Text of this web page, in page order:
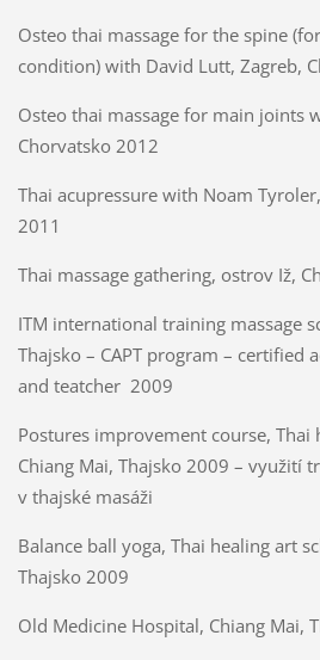
Osteo thai massage for the spine
condition) with David Lutt, Zagreb,
Osteo thai massage for main joints
Chorvatsko 2012
Thai acupressure with Noam
2011
Thai massage gathering, ostrov Iž,
ITM international training massage
Thajsko – CAPT program – certified
and teatcher 2009
Postures improvement course, Thai
Chiang Mai, Thajsko 2009 – využití
v thajské masáži
Balance ball yoga, Thai healing art
Thajsko 2009
Old Medicine Hospital, Chiang Mai,